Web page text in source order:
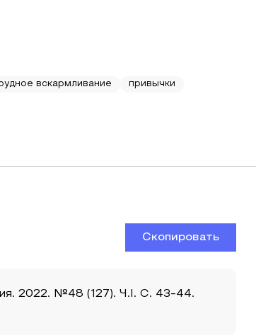
вскармливание
привычки
Скопировать
2022. №48 (127). Ч.I. С. 43-44.